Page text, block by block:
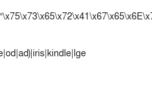
নিয়ে আত্মবিশ্বাসী সিমন্স
বাংলাদেশ সিরিজের আগে পাকিস্তান সফর করবে